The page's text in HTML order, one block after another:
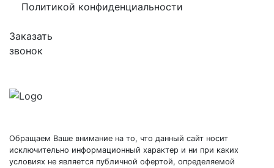
Политикой конфиденциальности
Заказать
звонок
Обращаем Ваше внимание на то, что данный сайт носит
исключительно информационный характер и ни при каких
условиях не является публичной офертой, определяемой